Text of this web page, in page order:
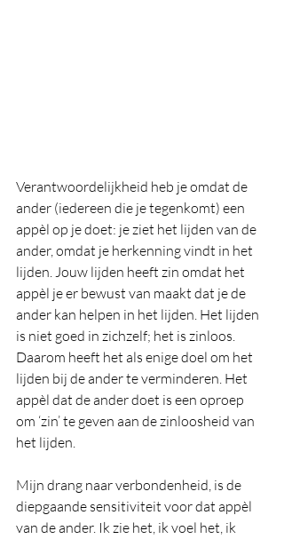
Verantwoordelijkheid heb je omdat de
ander (iedereen die je tegenkomt) een
appèl op je doet: je ziet het lijden van de
ander, omdat je herkenning vindt in het
lijden. Jouw lijden heeft zin omdat het
appèl je er bewust van maakt dat je de
ander kan helpen in het lijden. Het lijden
is niet goed in zichzelf; het is zinloos.
Daarom heeft het als enige doel om het
lijden bij de ander te verminderen. Het
appèl dat de ander doet is een oproep
om ‘zin’ te geven aan de zinloosheid van
het lijden.
Mijn drang naar verbondenheid, is de
diepgaande sensitiviteit voor dat appèl
van de ander. Ik zie het, ik voel het, ik